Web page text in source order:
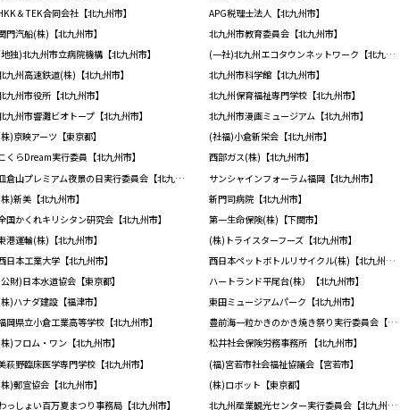
＆TEK合同会社【北九州市】
APG税理士法人【北九州市】
門汽船(株)【北九州市】
北九州市教育委員会【北九州市】
独)北九州市立病院機構【北九州市】
(一社)北九州エコタウンネットワーク【北九州市】
九州高速鉄道(株)【北九州市】
北九州市科学館【北九州市】
九州市役所【北九州市】
北九州保育福祉専門学校【北九州市】
九州市響灘ビオトープ【北九州市】
北九州市漫画ミュージアム【北九州市】
)京映アーツ【東京都】
(社福)小倉新栄会【北九州市】
くらDream実行委員【北九州市】
西部ガス(株)【北九州市】
皿倉山プレミアム夜景の日実行委員会【北九州市】
サンシャインフォーラム福岡【北九州市】
)新美【北九州市】
新門司病院【北九州市】
国かくれキリシタン研究会【北九州市】
第一生命保険(株)【下関市】
港運輸(株)【北九州市】
(株)トライスターフーズ【北九州市】
日本工業大学【北九州市】
西日本ペットボトルリサイクル(株)【北九州市】
財)日本水道協会【東京都】
ハートランド平尾台(株）【北九州市】
)ハナダ建設【福津市】
東田ミュージアムパーク【北九州市】
岡県立小倉工業高等学校【北九州市】
豊前海一粒かきのかき焼き祭り実行委員会【北九州市】
)フロム・ワン【北九州市】
松井社会保険労務事務所 【北九州市】
萩野臨床医学専門学校【北九州市】
(福)宮若市社会福祉協議会【宮若市】
)郵宣協会【北九州市】
(株)ロボット【東京都】
っしょい百万夏まつり事務局【北九州市】
北九州産業観光センター実行委員会【北九州市】